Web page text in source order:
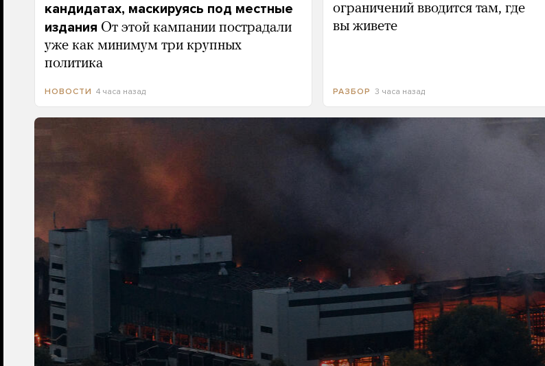
кандидатах, маскируясь под местные
издания От этой кампании пострадали
уже как минимум три крупных
политика
НОВОСТИ 4 часа назад
ограничений вводится там, где
вы живете
РАЗБОР 3 часа назад